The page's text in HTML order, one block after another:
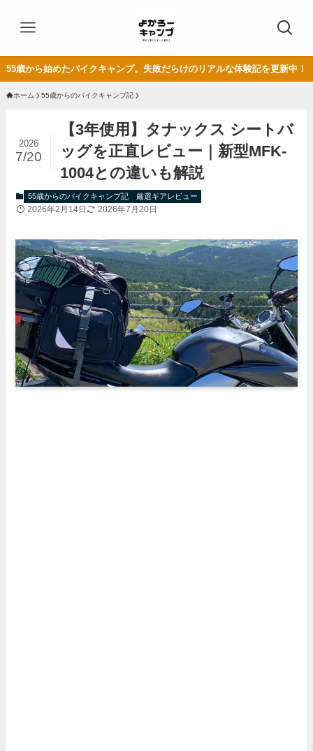
55歳から始めたバイクキャンプ。失敗だらけのリアルな体験記を更新中！
ホーム 55歳からのバイクキャンプ記
【3年使用】タナックス シートバ
ッグを正直レビュー｜新型MFK-
1004との違いも解説
2026
7/20
55歳からのバイクキャンプ記 厳選ギアレビュー
2026年2月14日 2026年7月20日